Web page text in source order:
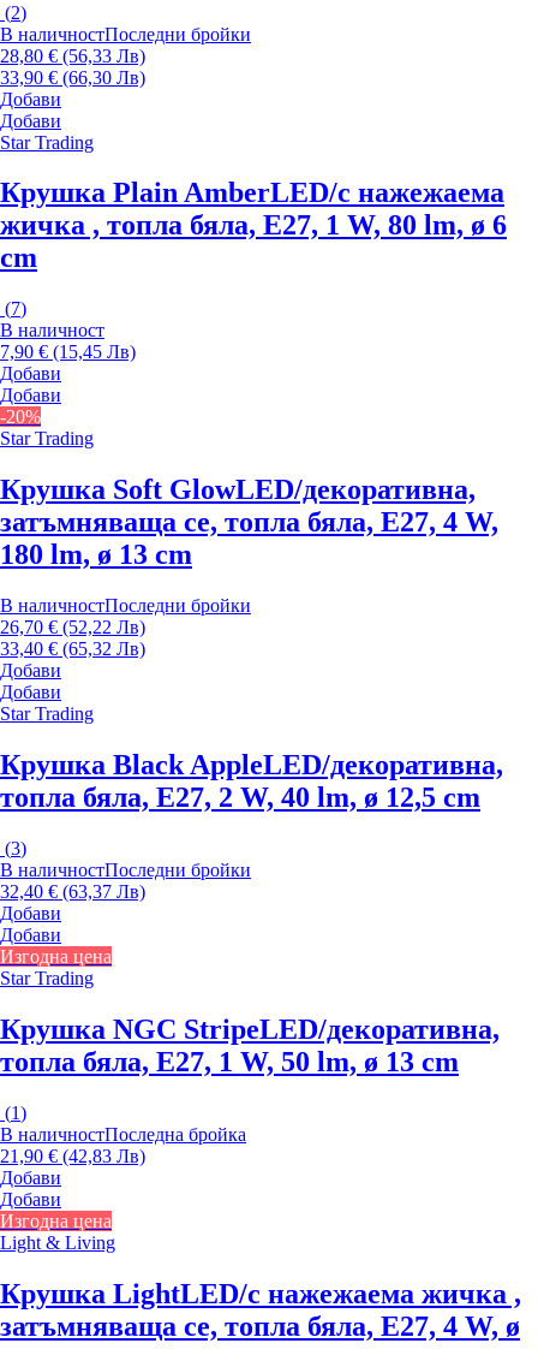
(2)
В наличностПоследни бройки
28,80 € (56,33 Лв)
33,90 € (66,30 Лв)
Добави
Добави
Star Trading
Крушка Plain AmberLED/с нажежаема
жичка , топла бяла, E27, 1 W, 80 lm, ø 6
cm
(7)
В наличност
7,90 € (15,45 Лв)
Добави
Добави
-20%
Star Trading
Крушка Soft GlowLED/декоративна,
затъмняваща се, топла бяла, E27, 4 W,
180 lm, ø 13 cm
В наличностПоследни бройки
26,70 € (52,22 Лв)
33,40 € (65,32 Лв)
Добави
Добави
Star Trading
Крушка Black AppleLED/декоративна,
топла бяла, E27, 2 W, 40 lm, ø 12,5 cm
(3)
В наличностПоследни бройки
32,40 € (63,37 Лв)
Добави
Добави
Изгодна цена
Star Trading
Крушка NGC StripeLED/декоративна,
топла бяла, E27, 1 W, 50 lm, ø 13 cm
(1)
В наличностПоследна бройка
21,90 € (42,83 Лв)
Добави
Добави
Изгодна цена
Light & Living
Крушка LightLED/с нажежаема жичка ,
затъмняваща се, топла бяла, E27, 4 W, ø